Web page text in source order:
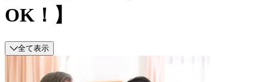
OK！】
全て表示